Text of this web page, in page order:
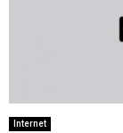
Internet